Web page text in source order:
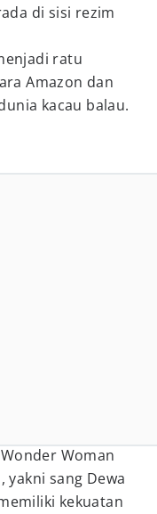
di sisi rezim
ratu
Amazon dan
kacau balau.
Woman
yakni sang Dewa
kekuatan